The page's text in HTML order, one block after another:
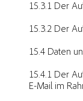
15.3.1 Der
15.3.2 Der
15.4 Daten
15.4.1 Der
E-Mail im